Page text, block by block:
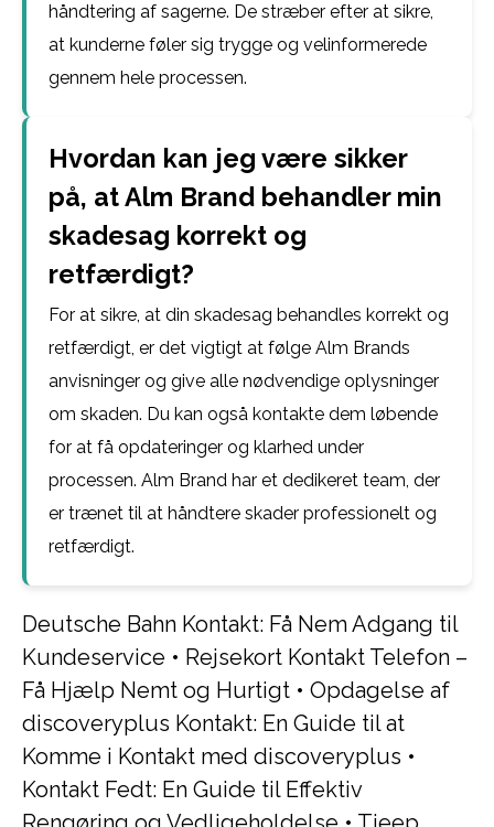
håndtering af sagerne. De stræber efter at sikre,
at kunderne føler sig trygge og velinformerede
gennem hele processen.
Hvordan kan jeg være sikker
på, at Alm Brand behandler min
skadesag korrekt og
retfærdigt?
For at sikre, at din skadesag behandles korrekt og
retfærdigt, er det vigtigt at følge Alm Brands
anvisninger og give alle nødvendige oplysninger
om skaden. Du kan også kontakte dem løbende
for at få opdateringer og klarhed under
processen. Alm Brand har et dedikeret team, der
er trænet til at håndtere skader professionelt og
retfærdigt.
Deutsche Bahn Kontakt: Få Nem Adgang til
Kundeservice • Rejsekort Kontakt Telefon –
Få Hjælp Nemt og Hurtigt • Opdagelse af
discoveryplus Kontakt: En Guide til at
Komme i Kontakt med discoveryplus •
Kontakt Fedt: En Guide til Effektiv